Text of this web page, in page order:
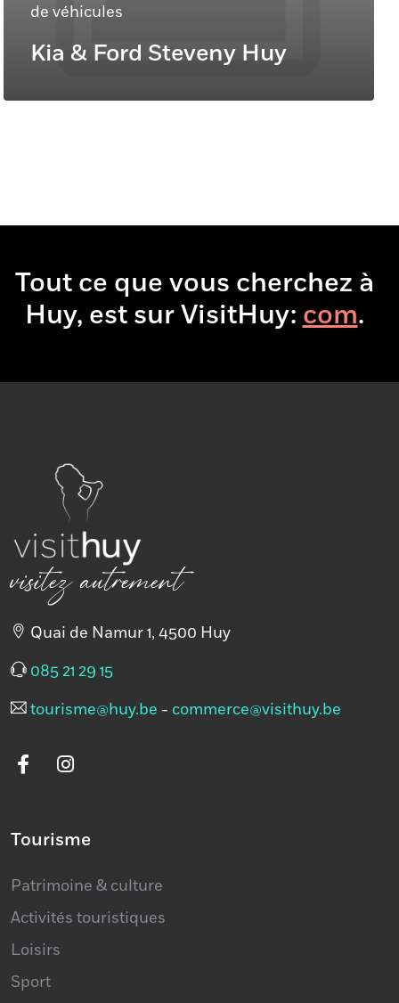
de véhicules
Kia & Ford Steveny Huy
Tout ce que vous cherchez à
Huy, est sur VisitHuy:boi.
visitez autrement
Quai de Namur 1, 4500 Huy
085 21 29 15
tourisme@huy.be - commerce@visithuy.be
Tourisme
Patrimoine & culture
Activités touristiques
Loisirs
Sport